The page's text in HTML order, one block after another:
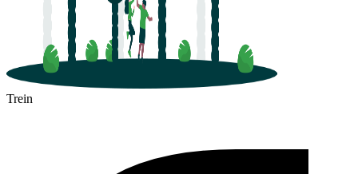
Trein